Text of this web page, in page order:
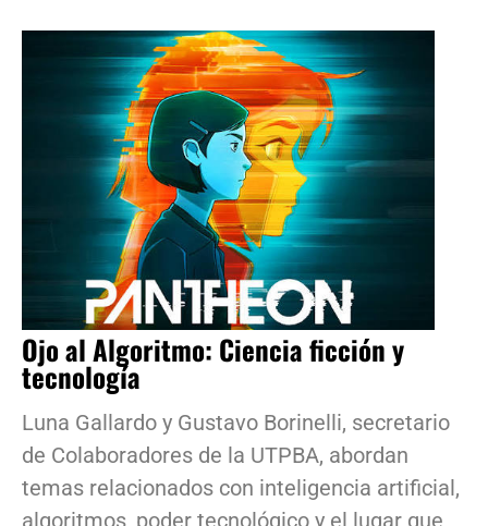
Ojo al Algoritmo: Ciencia ficción y
tecnología
Luna Gallardo y Gustavo Borinelli, secretario
de Colaboradores de la UTPBA, abordan
temas relacionados con inteligencia artificial,